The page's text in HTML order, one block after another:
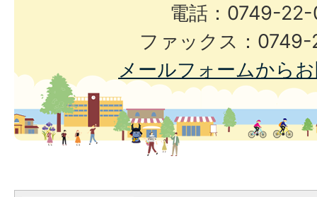
電話：0749-
ファックス：
メールフォームから